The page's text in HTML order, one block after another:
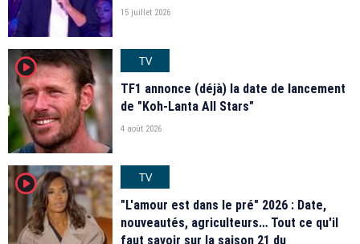
15 juillet 2026
player2
TV
TF1 annonce (déjà) la date de lancement
de "Koh-Lanta All Stars"
4 août 2026
player2
TV
"L'amour est dans le pré" 2026 : Date,
nouveautés, agriculteurs… Tout ce qu'il
faut savoir sur la saison 21 du